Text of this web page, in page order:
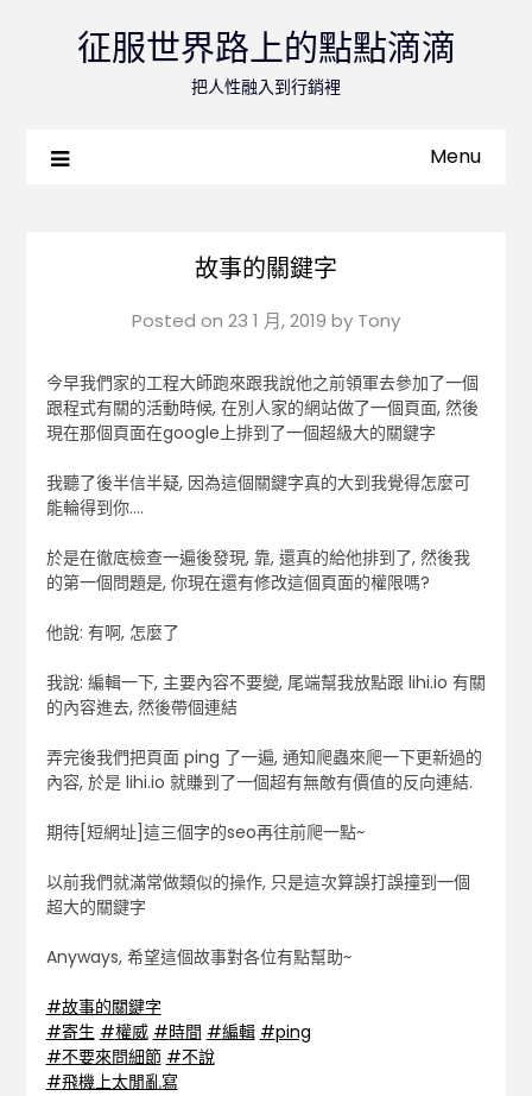
征服世界路上的點點滴滴
把人性融入到行銷裡
Menu
故事的關鍵字
Posted on 23 1 月, 2019 by Tony
今早我們家的工程大師跑來跟我說他之前領軍去參加了一個
跟程式有關的活動時候, 在別人家的網站做了一個頁面, 然後
現在那個頁面在google上排到了一個超級大的關鍵字
我聽了後半信半疑, 因為這個關鍵字真的大到我覺得怎麼可
能輪得到你….
於是在徹底檢查一遍後發現, 靠, 還真的給他排到了, 然後我
的第一個問題是, 你現在還有修改這個頁面的權限嗎?
他說: 有啊, 怎麼了
我說: 編輯一下, 主要內容不要變, 尾端幫我放點跟 lihi.io 有關
的內容進去, 然後帶個連結
弄完後我們把頁面 ping 了一遍, 通知爬蟲來爬一下更新過的
內容, 於是 lihi.io 就賺到了一個超有無敵有價值的反向連結.
期待[短網址]這三個字的seo再往前爬一點~
以前我們就滿常做類似的操作, 只是這次算誤打誤撞到一個
超大的關鍵字
Anyways, 希望這個故事對各位有點幫助~
#故事的關鍵字
#寄生 #權威 #時間 #編輯 #ping
#不要來問細節 #不說
#飛機上太閒亂寫